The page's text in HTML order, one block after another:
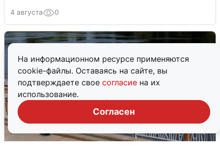
На информационном ресурсе применяются
cookie-файлы. Оставаясь на сайте, вы
подтверждаете свое согласие на их
использование.
Согласен
4 августа 0